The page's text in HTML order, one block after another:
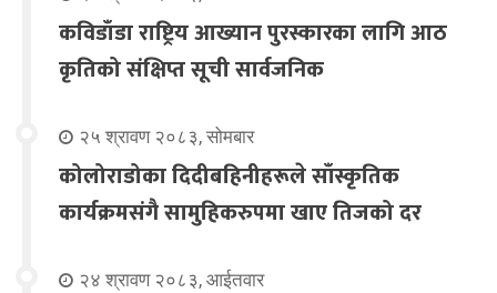
कविडाँडा राष्ट्रिय आख्यान पुरस्कारका लागि आठ
कृतिको संक्षिप्त सूची सार्वजनिक
२५ श्रावण २०८३, सोमबार
कोलोराडोका दिदीबहिनीहरूले साँस्कृतिक
कार्यक्रमसंगै सामुहिकरुपमा खाए तिजको दर
२४ श्रावण २०८३, आईतवार